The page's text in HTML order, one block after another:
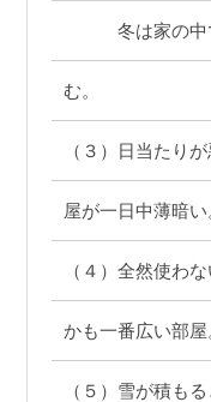
冬は家の中で
む。
（３）日当たり
屋が一日中薄暗い
（４）全然使わ
かも一番広い部屋
（５）雪が積も